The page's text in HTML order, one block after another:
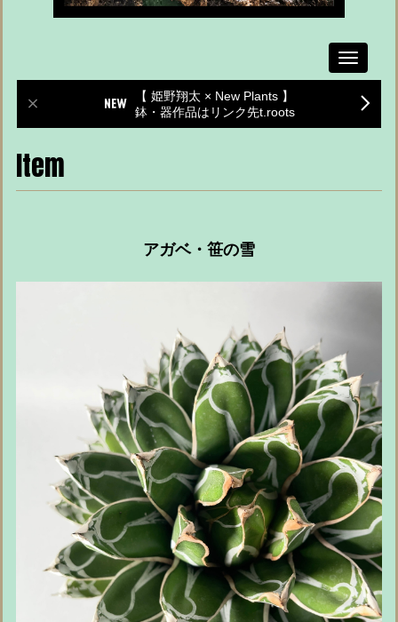
Toggle
【 姫野翔太 × New Plants 】
鉢・器作品はリンク先t.roots
Item
アガベ・笹の雪